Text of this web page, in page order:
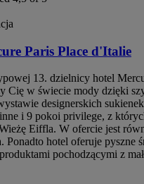
Paris Place d'Italie
13. dzielnicy hotel
Cię w świecie mody dzięki
designerskich
i 9 pokoi privilege, z
Eiffla. W ofercie jest
Ponadto hotel oferuje pyszne
pochodzącymi z